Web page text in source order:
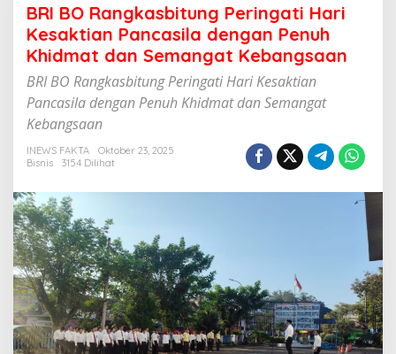
I
B
O
R
a
g
s
g
P
e
r
i
n
g
BRI BO Rangkasbitung Peringati Hari
Kesaktian Pancasila dengan Penuh
Khidmat dan Semangat Kebangsaan
BRI BO Rangkasbitung Peringati Hari Kesaktian
Pancasila dengan Penuh Khidmat dan Semangat
Kebangsaan
INEWS FAKTA
Oktober 23, 2025
Bisnis
3154 Dilihat